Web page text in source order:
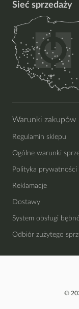
Sieć sprzedaży
Warunki zakupów
Regulamin sklepu
Ogólne warunki
Polityka prywatności
Reklamacje
Dostawy
System obsługi
Odbiór zużytego
©